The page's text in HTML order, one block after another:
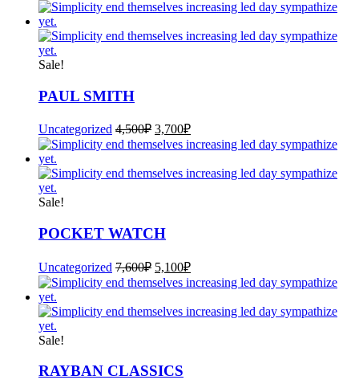
Sale!
PAUL SMITH
Uncategorized 4,500₽ 3,700₽
Sale!
POCKET WATCH
Uncategorized 7,600₽ 5,100₽
Sale!
RAYBAN CLASSICS